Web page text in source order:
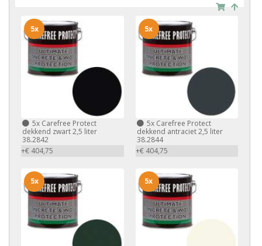
5x Carefree Protect
dekkend zwart 2,5 liter
38.2842
+€ 404,75
5x
5xCarefree Protect
dekkend antraciet 2,5 liter
38.2844
+€ 404,75
5x
5x 5x